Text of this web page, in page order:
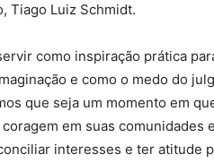
Tiago Luiz Schmidt.
como inspiração prática
e como o medo do
que seja um momento em
em suas comunidades
interesses e ter atitude